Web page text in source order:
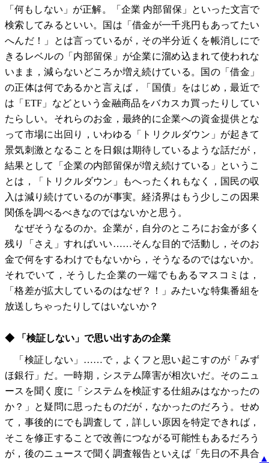
「何もしない」が正解。「企業 内部留保」といった文言で
検索してみるといい。国は「借金が一千兆円もあってたい
へんだ！」とは言っているが，その半分近くを帳消しにで
きるレベルの「内部留保」が企業に溜め込まれて使われな
いまま，減らないどころか増え続けている。国の「借金」
の正体は何であるかと言えば，「国債」をはじめ，最近で
は「ETF」などという金融商品をバカスカ買ったりしてい
たらしい。それらのお金，最終的に企業への資金提供とな
って市場に出回り，いわゆる「トリクルダウン」が起きて
景気刺激となることを日銀は期待しているような話だが，
結果として「企業の内部留保が増え続けている」というこ
とは，「トリクルダウン」もへったくれもなく，国民の収
入は減り続けているのが事実。経済界はもう少しこの因果
関係を調べるべきなのではないかと思う。
なぜそうなるのか。企業が，自分のところにお金が多く
残り「さえ」すればいい……そんな目的で活動し，そのお
金で何をするわけでもないから，そうなるのではないか。
それでいて，そうした企業の一端でもあるマスコミは，
「格差が拡大しているのはなぜ？！」みたいな特集番組を
放送しちゃったりしてはいないか？
◆ 「検証しない」で思い出すあの企業
「検証しない」……で，よくフと思い起こすのが「みず
ほ銀行」だ。一時期，システム障害が相次いだ。そのニュ
ースを聞く度に「システムを検証する仕組みはなかったの
か？」と疑問に思ったものだが，なかったのだろう。せめ
て，事後的にでも調査して，詳しい原因を特定できれば，
そこを修正することで改善につながる可能性もあるだろう
が，後のニュースで聞く調査報告といえば「先日の不具合 ▲